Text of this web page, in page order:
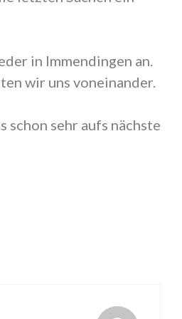
in Immendingen an.
wir uns voneinander.
sehr aufs nächste